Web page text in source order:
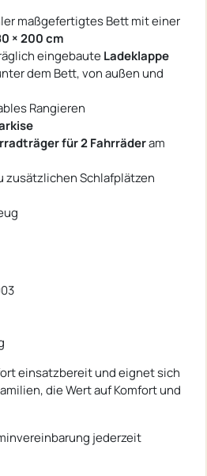
maßgefertigtes Bett mit einer
× 200 cm
eingebauteLadeklappe
dem Bett, von außen und
Rangieren
für 2 Fahrräderam
zusätzlichen Schlafplätzen
einsatzbereit und eignet sich
die Wert auf Komfort und
jederzeit